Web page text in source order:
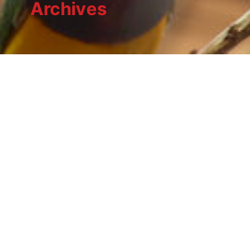
Archives